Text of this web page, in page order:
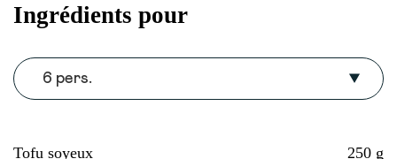
Ingrédients pour
6 pers.
Tofu soyeux 250 g